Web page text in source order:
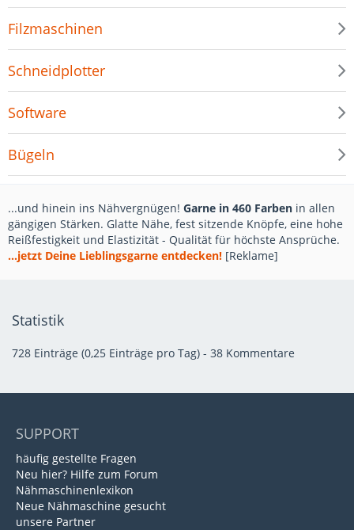
Filzmaschinen
Schneidplotter
Software
Bügeln
...und hinein ins Nähvergnügen! Garne in 460 Farben in allen
gängigen Stärken. Glatte Nähe, fest sitzende Knöpfe, eine hohe
Reißfestigkeit und Elastizität - Qualität für höchste Ansprüche.
...jetzt Deine Lieblingsgarne entdecken! [Reklame]
Statistik
728 Einträge (0,25 Einträge pro Tag) - 38 Kommentare
SUPPORT
häufig gestellte Fragen
Neu hier? Hilfe zum Forum
Nähmaschinenlexikon
Neue Nähmaschine gesucht
unsere Partner